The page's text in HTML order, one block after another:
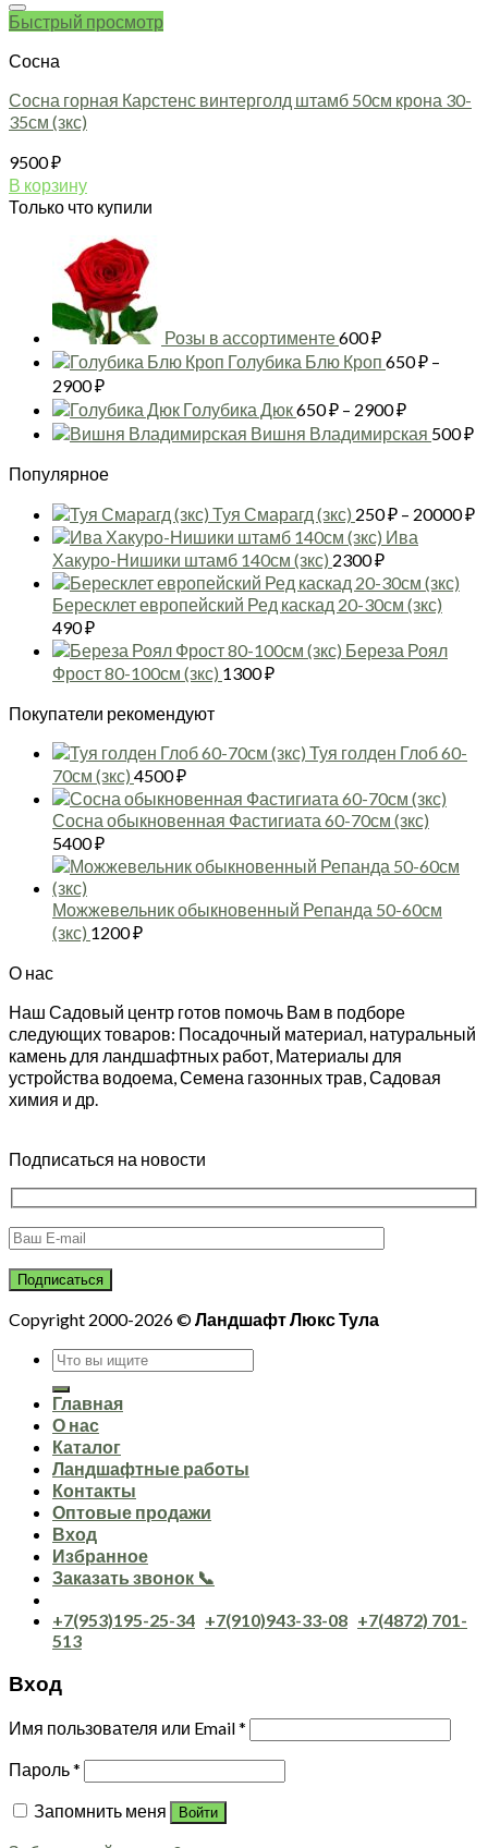
Быстрый просмотр
Сосна
Сосна горная Карстенс винтерголд штамб 50см крона 30-
35см (зкс)
9500₽
В корзину
Только что купили
Розы в ассортименте600₽
Голубика Блю Кроп 650₽ –
2900₽Диапазон
цен:
650 ₽
2900 ₽
Голубика Дюк650₽ – 2900₽Диапазон
цен:
Вишня Владимирская 500₽
Популярное
Туя Смарагд (зкс) 250₽ – 20000₽
Ива
Хакуро-Нишики штамб 140см (зкс) 2300₽
Бересклет европейский Ред каскад 20-30см (зкс)
490₽
Береза Роял
Фрост 80-100см (зкс) 1300₽
Покупатели рекомендуют
Туя голден Глоб 60-
70см (зкс) 4500₽
Сосна обыкновенная Фастигиата 60-70см (зкс)
5400₽
Можжевельник обыкновенный Репанда 50-60см
(зкс) 1200₽
О нас
Наш Садовый центр готов помочь Вам в подборе
следующих товаров: Посадочный материал, натуральный
камень для ландшафтных работ, Материалы для
устройства водоема, Семена газонных трав, Садовая
химия и др.
Подписаться на новости
Copyright 2000-2026 ©Ландшафт Люкс Тула
Искать:
Главная
О нас
Каталог
Ландшафтные работы
Контакты
Оптовые продажи
Вход
Избранное
Заказать звонок 📞
+7(953)195-25-34 +7(910)943-33-08 +7(4872) 701-
513
Вход
Имя пользователя или Email*
Пароль*
Запомнить меня
Войти